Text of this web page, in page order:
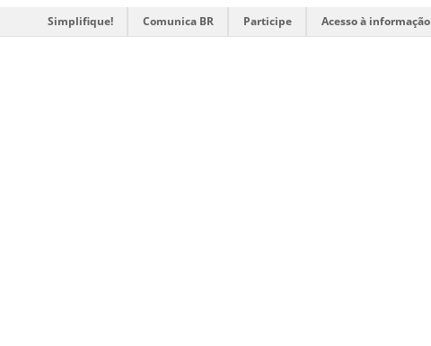
Simplifique! Comunica BR Participe Acesso à informação